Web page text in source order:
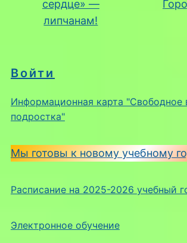
Войти
Информационная карта "Свободное
подростка"
Мы готовы к новому учебному
Расписание на 2025-2026 учебный
Электронное обучение
сердце» —
липчанам!